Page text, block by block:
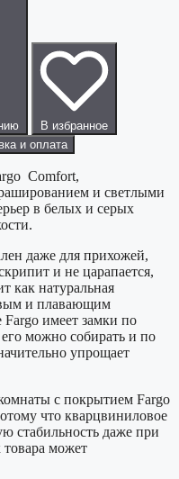
В избранное
и оплата
Comfort,
и светлыми
в белых и серых
даже для прихожей,
и не царапается,
как натуральная
и плавающим
Fargo имеет замки по
можно собирать и по
упрощает
с покрытием Fargo
что кварцвиниловое
стабильность даже при
товара может